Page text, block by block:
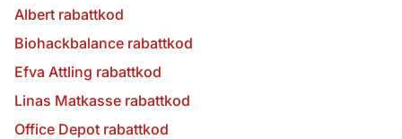
Albert rabattkod
Biohackbalance rabattkod
Efva Attling rabattkod
Linas Matkasse rabattkod
Office Depot rabattkod